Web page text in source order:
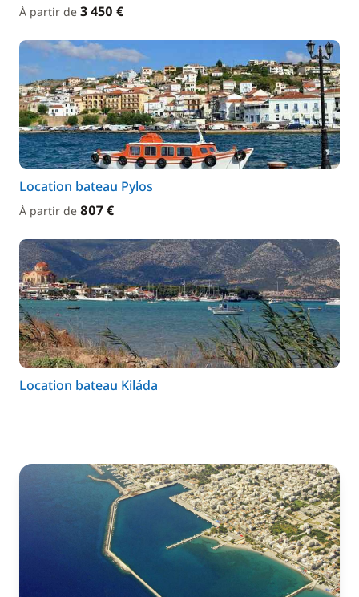
À partir de 3 450 €
Location bateau Pylos
À partir de 807 €
Location bateau Kiláda